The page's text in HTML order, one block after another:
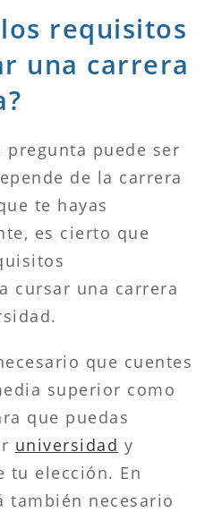
requisitos
una carrera
pregunta puede ser
de la carrera
te hayas
es cierto que
cursar una carrera
que cuentes
superior como
que puedas
universidad y
tu elección. En
también necesario